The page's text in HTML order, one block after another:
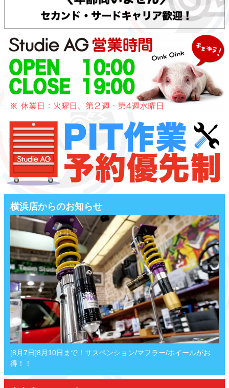
横浜店からのお知らせ
[8月7日]8月10日まで！サスペンション/マフラー/ホイールがお
得！！